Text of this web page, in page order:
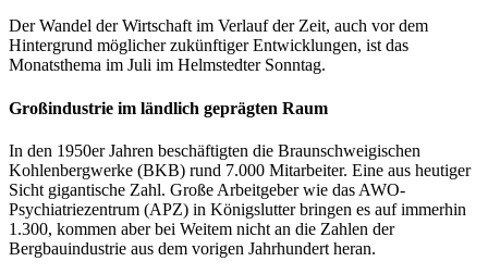
Der Wandel der Wirtschaft im Verlauf der Zeit, auch vor dem
Hintergrund möglicher zukünftiger Entwicklungen, ist das
Monatsthema im Juli im Helmstedter Sonntag.
Großindustrie im ländlich geprägten Raum
In den 1950er Jahren beschäftigten die Braunschweigischen
Kohlenbergwerke (BKB) rund 7.000 Mitarbeiter. Eine aus heutiger
Sicht gigantische Zahl. Große Arbeitgeber wie das AWO-
Psychiatriezentrum (APZ) in Königslutter bringen es auf immerhin
1.300, kommen aber bei Weitem nicht an die Zahlen der
Bergbauindustrie aus dem vorigen Jahrhundert heran.